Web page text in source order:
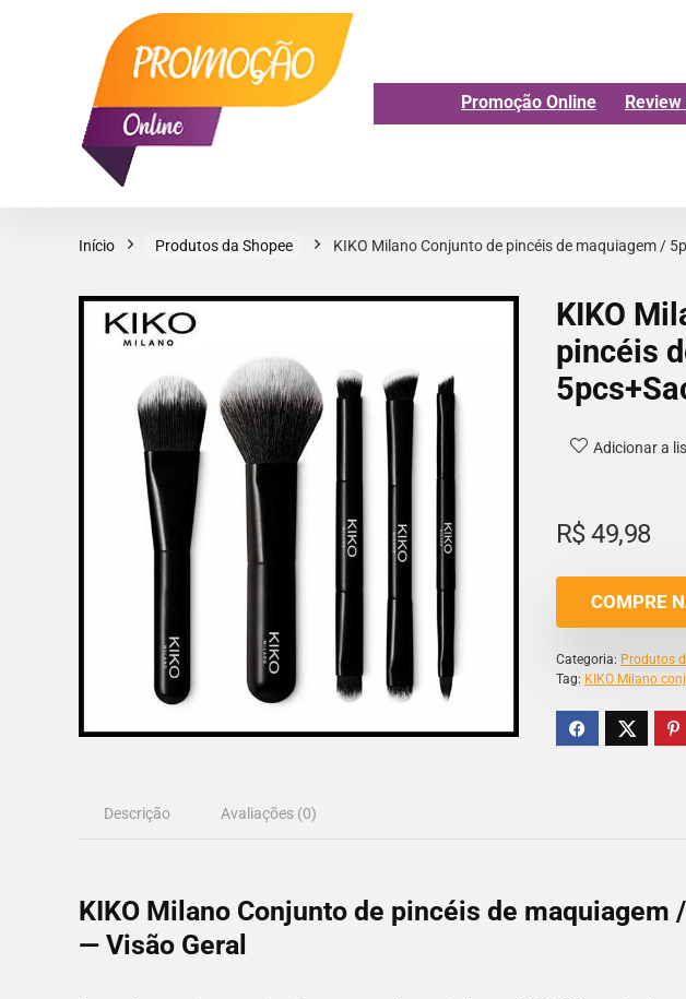
Promoção Online
Início Produtos da Shopee KIKO Milano Conjunto de pincéis de maquiagem /
KIKO
pincéis
Adicionar a
R$49,98
COMPRE
Categoria: Produtos
Tag: KIKO Milano
Descrição Avaliações (0)
KIKO Milano Conjunto de pincéis de maquiagem
— Visão Geral